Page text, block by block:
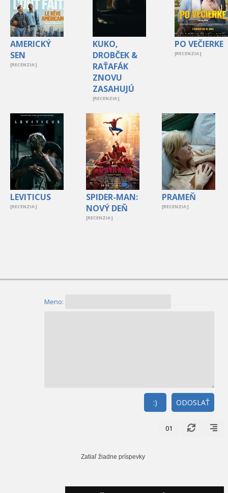
AMERICKÝ
SEN
[RECENZIA ]
KUKO,
DROBČEK &
RAŤAFÁK
ZNOVU
ZASAHUJÚ
[RECENZIA ]
PO VEČIERKE
[RECENZIA ]
LEVITICUS
[RECENZIA ]
1
SPIDER-MAN:
NOVÝ DEŇ
[RECENZIA ]
PRAMEŇ
[RECENZIA ]
Meno:
ODOSLAŤ
:)
01
Zatiaľ žiadne príspevky